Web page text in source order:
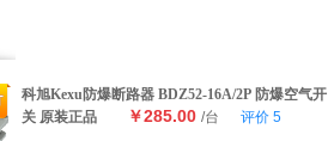
科旭Kexu防爆断路器 BDZ52-16A/2P 防爆空气开
关 原装正品
￥285.00 /台 评价 5